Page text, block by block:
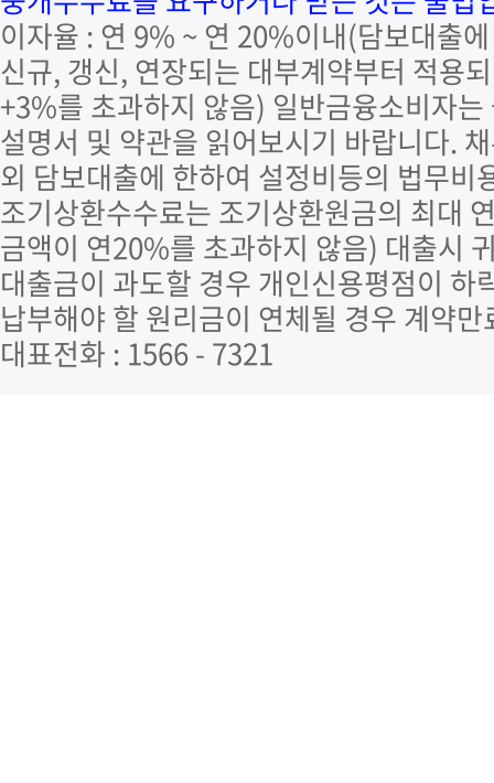
이자율 : 연 9% ~ 연 20%이내(담보대출
신규, 갱신, 연장되는 대부계약부터 적용
+3%를 초과하지 않음) 일반금융소비자
설명서 및 약관을 읽어보시기 바랍니다.
외 담보대출에 한하여 설정비등의 법무
조기상환수수료는 조기상환원금의 최대
금액이 연20%를 초과하지 않음) 대출시
대출금이 과도할 경우 개인신용평점이
납부해야 할 원리금이 연체될 경우 계약
대표전화 : 1566 - 7321